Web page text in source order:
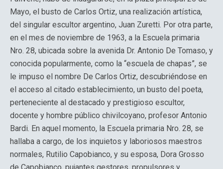
Mayo, el busto de Carlos Ortiz, una realización artística,
del singular escultor argentino, Juan Zuretti. Por otra parte,
en el mes de noviembre de 1963, a la Escuela primaria
Nro. 28, ubicada sobre la avenida Dr. Antonio De Tomaso, y
conocida popularmente, como la “escuela de chapas”, se
le impuso el nombre De Carlos Ortiz, descubriéndose en
el acceso al citado establecimiento, un busto del poeta,
perteneciente al destacado y prestigioso escultor,
docente y hombre público chivilcoyano, profesor Antonio
Bardi. En aquel momento, la Escuela primaria Nro. 28, se
hallaba a cargo, de los inquietos y laboriosos maestros
normales, Rutilio Capobianco, y su esposa, Dora Grosso